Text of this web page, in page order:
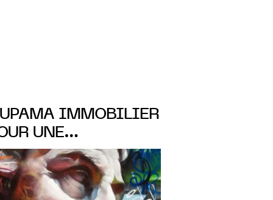
IMMOBILIER
UNE
DU QUARTIER
9 au 21 MARS